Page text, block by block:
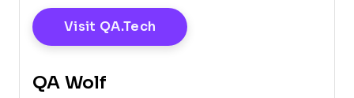
Visit QA.tech Opens New Window
QA Wolf